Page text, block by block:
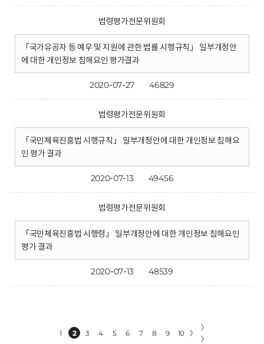
법령평가전문위원회
「국가유공자 등 예우 및 지원에 관한 법률 시행규칙」 일부개정안
에 대한 개인정보 침해요인 평가결과
2020-07-27 46829
법령평가전문위원회
「국민체육진흥법 시행규칙」 일부개정안에 대한 개인정보 침해요
인 평가 결과
2020-07-13 49456
법령평가전문위원회
「국민체육진흥법 시행령」 일부개정안에 대한 개인정보 침해요인
평가 결과
2020-07-13 48539
1 2 3 4 5 6 7 8 9 10 〉
〉
〉